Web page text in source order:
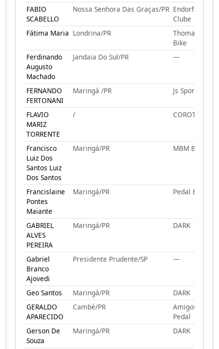
FABIO
SCABELLO
Nossa Senhora Das Graças/PR Endorfina
Clube
Fátima Maria Londrina/PR
Thomas Skate
Bike
Ferdinando
Augusto
Machado
Jandaia Do Sul/PR —
FERNANDO
FERTONANI
Maringá /PR Js Sport Bike
FLAVIO
MARIZ
TORRENTE
/ COROTE
Francisco
Luiz Dos
Santos Luiz
Dos Santos
Maringá/PR MBM BIKERS
Francislaine
Pontes
Maiante
Maringá/PR Pedal E Gole
GABRIEL
ALVES
PEREIRA
Maringá/PR DARK
Gabriel
Branco
Ajovedi
Presidente Prudente/SP —
Geo Santos Maringá/PR
DARK
GERALDO
APARECIDO
Cambé/PR
Amigos Do
Pedal
Gerson De
Souza
Maringá/PR DARK